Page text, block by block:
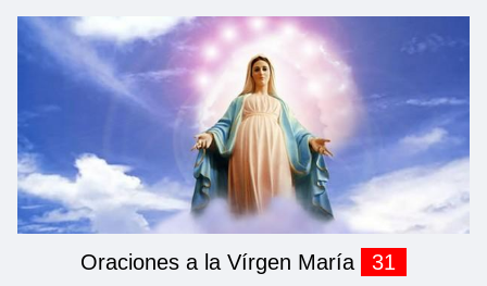
Oraciones a la Vírgen María 31